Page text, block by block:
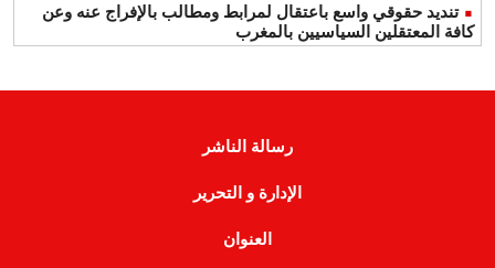
تنديد حقوقي واسع باعتقال لمرابط ومطالب بالإفراج عنه وعن
كافة المعتقلين السياسيين بالمغرب
رسالة الناشر
الإدارة و التحرير
العنوان